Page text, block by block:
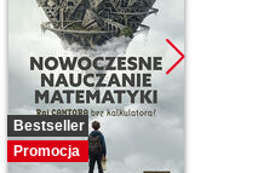
Bestseller
Promocja